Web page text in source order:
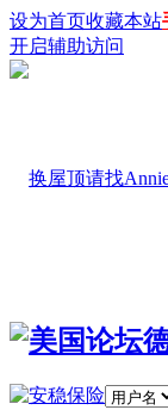
设为首页收藏本站
开启辅助访问